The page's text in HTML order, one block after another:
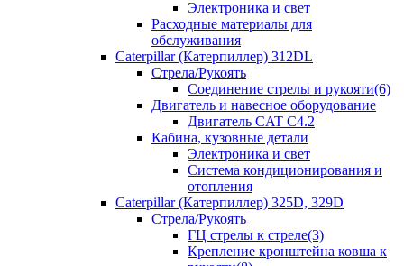
Электроника и свет
Расходные материалы для
обслуживания
Caterpillar (Катерпиллер) 312DL
Стрела/Рукоять
Соединение стрелы и рукояти(6)
Двигатель и навесное оборудование
Двигатель CAT С4.2
Кабина, кузовные детали
Электроника и свет
Система кондиционирования и
отопления
Caterpillar (Катерпиллер) 325D, 329D
Стрела/Рукоять
ГЦ стрелы к стреле(3)
Крепление кронштейна ковша к